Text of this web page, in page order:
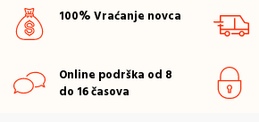
100% Vraćanje novca
Online podrška od 8
do 16 časova